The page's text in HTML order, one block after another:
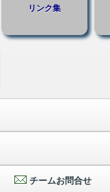
リンク集
チームお問合せ